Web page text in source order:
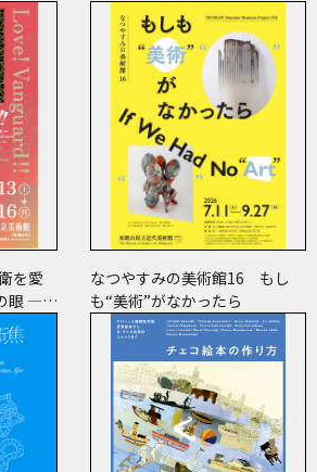
を愛
眼 ―草
なつやすみの美術館16 もし
も“美術”がなかったら